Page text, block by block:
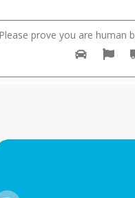
Please prove you are human